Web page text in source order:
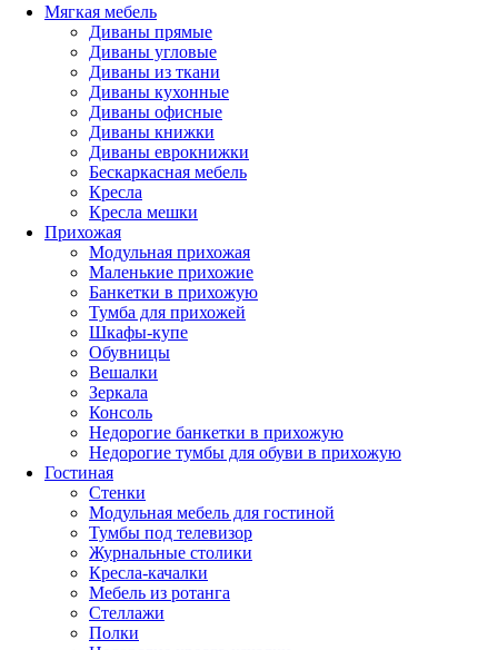
Мягкая мебель
Диваны прямые
Диваны угловые
Диваны из ткани
Диваны кухонные
Диваны офисные
Диваны книжки
Диваны еврокнижки
Бескаркасная мебель
Кресла
Кресла мешки
Прихожая
Модульная прихожая
Маленькие прихожие
Банкетки в прихожую
Тумба для прихожей
Шкафы-купе
Обувницы
Вешалки
Зеркала
Консоль
Недорогие банкетки в прихожую
Недорогие тумбы для обуви в прихожую
Гостиная
Стенки
Модульная мебель для гостиной
Тумбы под телевизор
Журнальные столики
Кресла-качалки
Мебель из ротанга
Стеллажи
Полки